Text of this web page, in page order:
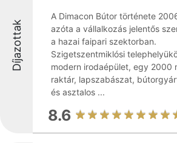
Díjazottak
A Dimacon Bútor története
azóta a vállalkozás jelentős
a hazai faipari szektorban.
Szigetszentmiklósi
modern irodaépület, egy 2000
raktár, lapszabászat,
és asztalos ...
8.6